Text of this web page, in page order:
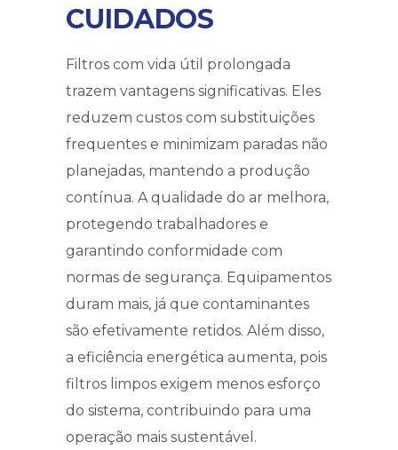
CUIDADOS
Filtros com vida útil prolongada
trazem vantagens significativas. Eles
reduzem custos com substituições
frequentes e minimizam paradas não
planejadas, mantendo a produção
contínua. A qualidade do ar melhora,
protegendo trabalhadores e
garantindo conformidade com
normas de segurança. Equipamentos
duram mais, já que contaminantes
são efetivamente retidos. Além disso,
a eficiência energética aumenta, pois
filtros limpos exigem menos esforço
do sistema, contribuindo para uma
operação mais sustentável.